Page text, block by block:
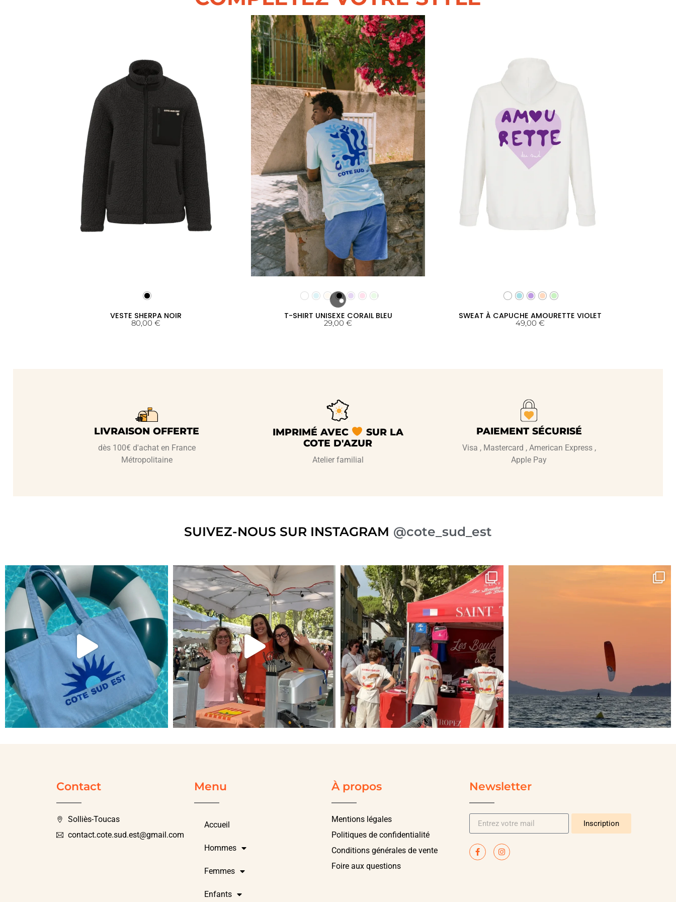
VESTE SHERPA NOIR
80,00€
T-SHIRT UNISEXE CORAIL BLEU
29,00 €
SWEAT À CAPUCHE AMOURETTE VIOLET
49,00 €
LIVRAISON OFFERTE
dès 100€ d'achat en France
Métropolitaine
IMPRIMÉ AVEC
SUR LA
COTE D'AZUR
Atelier familial
PAIEMENT SÉCURISÉ
Visa , Mastercard , American Express ,
Apple Pay
SUIVEZ-NOUS SUR INSTAGRAM @cote_sud_est
Contact
Solliès-Toucas
contact.cote.sud.est@gmail.com
Menu
Accueil
Hommes
Femmes
Enfants
À propos
Mentions légales
Politiques de confidentialité
Conditions générales de vente
Foire aux questions
Newsletter
Inscription